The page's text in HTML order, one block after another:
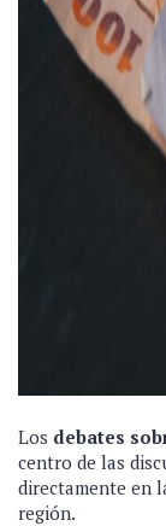
Los debates
centro de las
directamente en
región.